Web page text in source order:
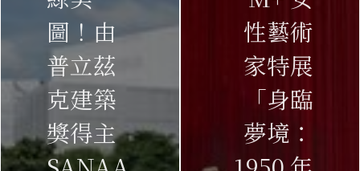
圖！由
普立茲
克建築
獎得主
性藝術
家特展
「身臨
夢境：